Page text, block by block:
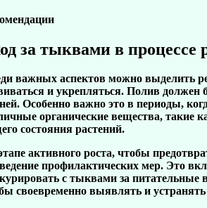
за тыквами в процессе
важных аспектов можно выделить
и укрепляться. Полив
Особенно важно это в периоды,
органические вещества, такие
состояния растений.
активного роста, чтобы
профилактических мер. Это
с тыквами за питательные
своевременно выявлять и